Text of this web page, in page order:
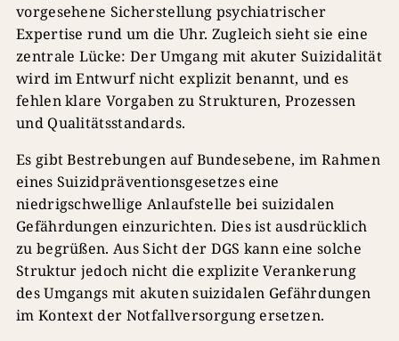
vorgesehene Sicherstellung psychiatrischer
Expertise rund um die Uhr. Zugleich sieht sie eine
zentrale Lücke: Der Umgang mit akuter Suizidalität
wird im Entwurf nicht explizit benannt, und es
fehlen klare Vorgaben zu Strukturen, Prozessen
und Qualitätsstandards.
Es gibt Bestrebungen auf Bundesebene, im Rahmen
eines Suizidpräventionsgesetzes eine
niedrigschwellige Anlaufstelle bei suizidalen
Gefährdungen einzurichten. Dies ist ausdrücklich
zu begrüßen. Aus Sicht der DGS kann eine solche
Struktur jedoch nicht die explizite Verankerung
des Umgangs mit akuten suizidalen Gefährdungen
im Kontext der Notfallversorgung ersetzen.